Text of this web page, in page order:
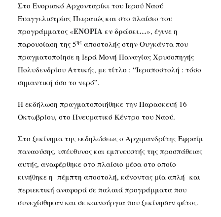
Στο Ενοριακό Αρχονταρίκι του Ιερού Ναού
Ευαγγελιστρίας Πειραιώς και στο πλαίσιο του
προγράμματος «ΕΝΟΡΙΑ εν δράσει…», έγινε η
παρουσίαση της 5ης αποστολής στην Ουγκάντα που
πραγματοποίησε η Ιερά Μονή Παναγίας Χρυσοπηγής
Πολυδενδρίου Αττικής, με τίτλο : “Ιεραποστολή : τόσο
σημαντική όσο το νερό”.
Η εκδήλωση πραγματοποιήθηκε την Παρασκευή 16
Οκτωβρίου, στο Πνευματικό Κέντρο του Ναού.
Στο ξεκίνημα της εκδηλώσεως ο Αρχιμανδρίτης Εφραίμ
παναούσης, υπέυθυνος και εμπνευστής της προσπάθειας
αυτής, αναφέρθηκε στο πλαίσιο μέσα στο οποίο
κινήθηκε η πέμπτη αποστολή, κάνοντας μία απλή και
περιεκτική αναφορά σε παλαιά προγράμματα που
συνεχίσθηκαν και σε καινούργια που ξεκίνησαν φέτος.